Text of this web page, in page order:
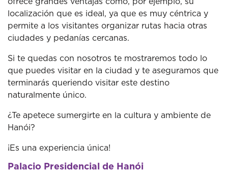
localización que es ideal, ya que es muy céntrica y
permite a los visitantes organizar rutas hacia otras
ciudades y pedanías cercanas.
Si te quedas con nosotros te mostraremos todo lo
que puedes visitar en la ciudad y te aseguramos que
terminarás queriendo visitar este destino
naturalmente único.
¿Te apetece sumergirte en la cultura y ambiente de
Hanói?
¡Es una experiencia única!
Palacio Presidencial de Hanói